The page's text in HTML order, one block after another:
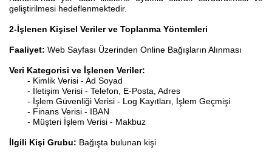
geliştirilmesi hedeflenmektedir.
2-İşlenen Kişisel Veriler ve Toplanma Yöntemleri
Faaliyet: Web Sayfası Üzerinden Online Bağışların Alınması
Veri Kategorisi ve İşlenen Veriler:
- Kimlik Verisi - Ad Soyad
- İletişim Verisi - Telefon, E-Posta, Adres
- İşlem Güvenliği Verisi - Log Kayıtları, İşlem Geçmişi
- Finans Verisi - IBAN
- Müşteri İşlem Verisi - Makbuz
İlgili Kişi Grubu: Bağışta bulunan kişi